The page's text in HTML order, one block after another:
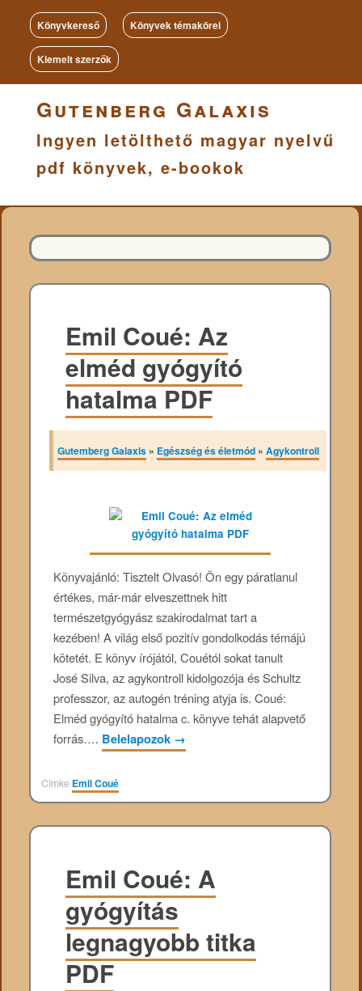
Könyvkereső Könyvek témakörei
Kiemelt szerzők
Gutenberg Galaxis
Ingyen letölthető magyar nyelvű
pdf könyvek, e-bookok
Emil Coué: Az
elméd gyógyító
hatalma PDF
Gutemberg Galaxis » Egészség és életmód »Agykontroll
Könyvajánló: Tisztelt Olvasó! Ön egy páratlanul
értékes, már-már elveszettnek hitt
természetgyógyász szakirodalmat tart a
kezében! A világ első pozitív gondolkodás témájú
kötetét. E könyv írójától, Couétól sokat tanult
José Silva, az agykontroll kidolgozója és Schultz
professzor, az autogén tréning atyja is. Coué:
Elméd gyógyító hatalma c. könyve tehát alapvető
forrás…. Belelapozok →
Címke Emil Coué
Emil Coué: A
gyógyítás
legnagyobb titka
PDF